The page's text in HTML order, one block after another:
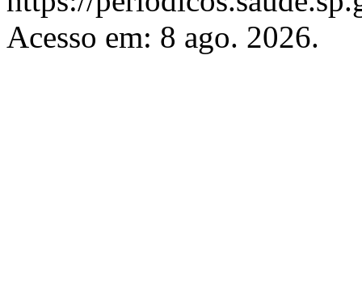
Acesso em: 8 ago. 2026.